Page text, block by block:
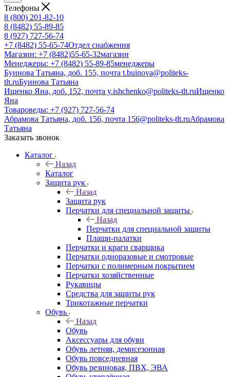
Телефоны
8 (800) 201-82-10
8 (8482) 55-89-85
8 (927) 727-56-74
+7 (8482) 55-65-74Отдел снабжения
Магазин: +7 (8482)55-65-32магазин
Менеджеры: +7 (8482) 55-89-85менеджеры
Буинова Татьяна, доб. 155, почта t.buinova@politeks-
tlt.ruБуинова Татьяна
Ищенко Яна, доб. 152, почта y.ishchenko@politeks-tlt.ruИщенко
Яна
Товароведы: +7 (927) 727-56-74
Абрамова Татьяна, доб. 156, почта 156@politeks-tlt.ruАбрамова
Татьяна
Заказать звонок
Каталог
Назад
Каталог
Защита рук
Назад
Защита рук
Перчатки для специальной защиты
Назад
Перчатки для специальной защиты
Плащи-палатки
Перчатки и краги сварщика
Перчатки одноразовые и смотровые
Перчатки с полимерным покрытием
Перчатки хозяйственные
Рукавицы
Средства для защиты рук
Трикотажные перчатки
Обувь
Назад
Обувь
Аксессуары для обуви
Обувь летняя, демисезонная
Обувь повседневная
Обувь резиновая, ПВХ, ЭВА